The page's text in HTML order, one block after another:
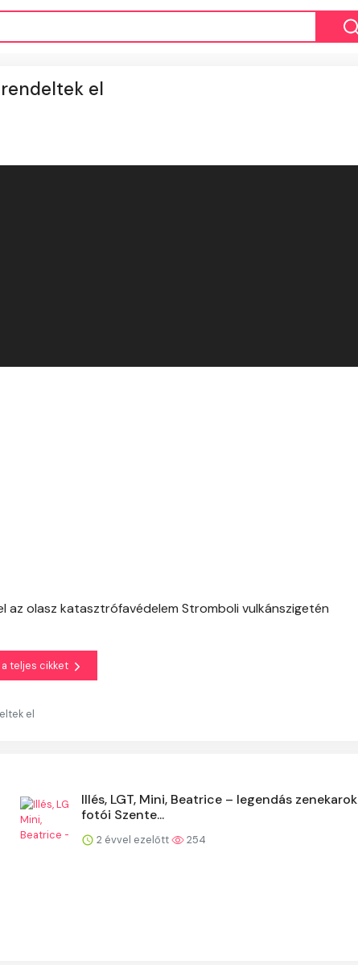
el
olasz katasztrófavédelem Stromboli vulkánszigetén
teljes cikket
el
Illés, LGT, Mini, Beatrice – legendás zenekarok
fotói Szente...
2 évvel ezelőtt 254